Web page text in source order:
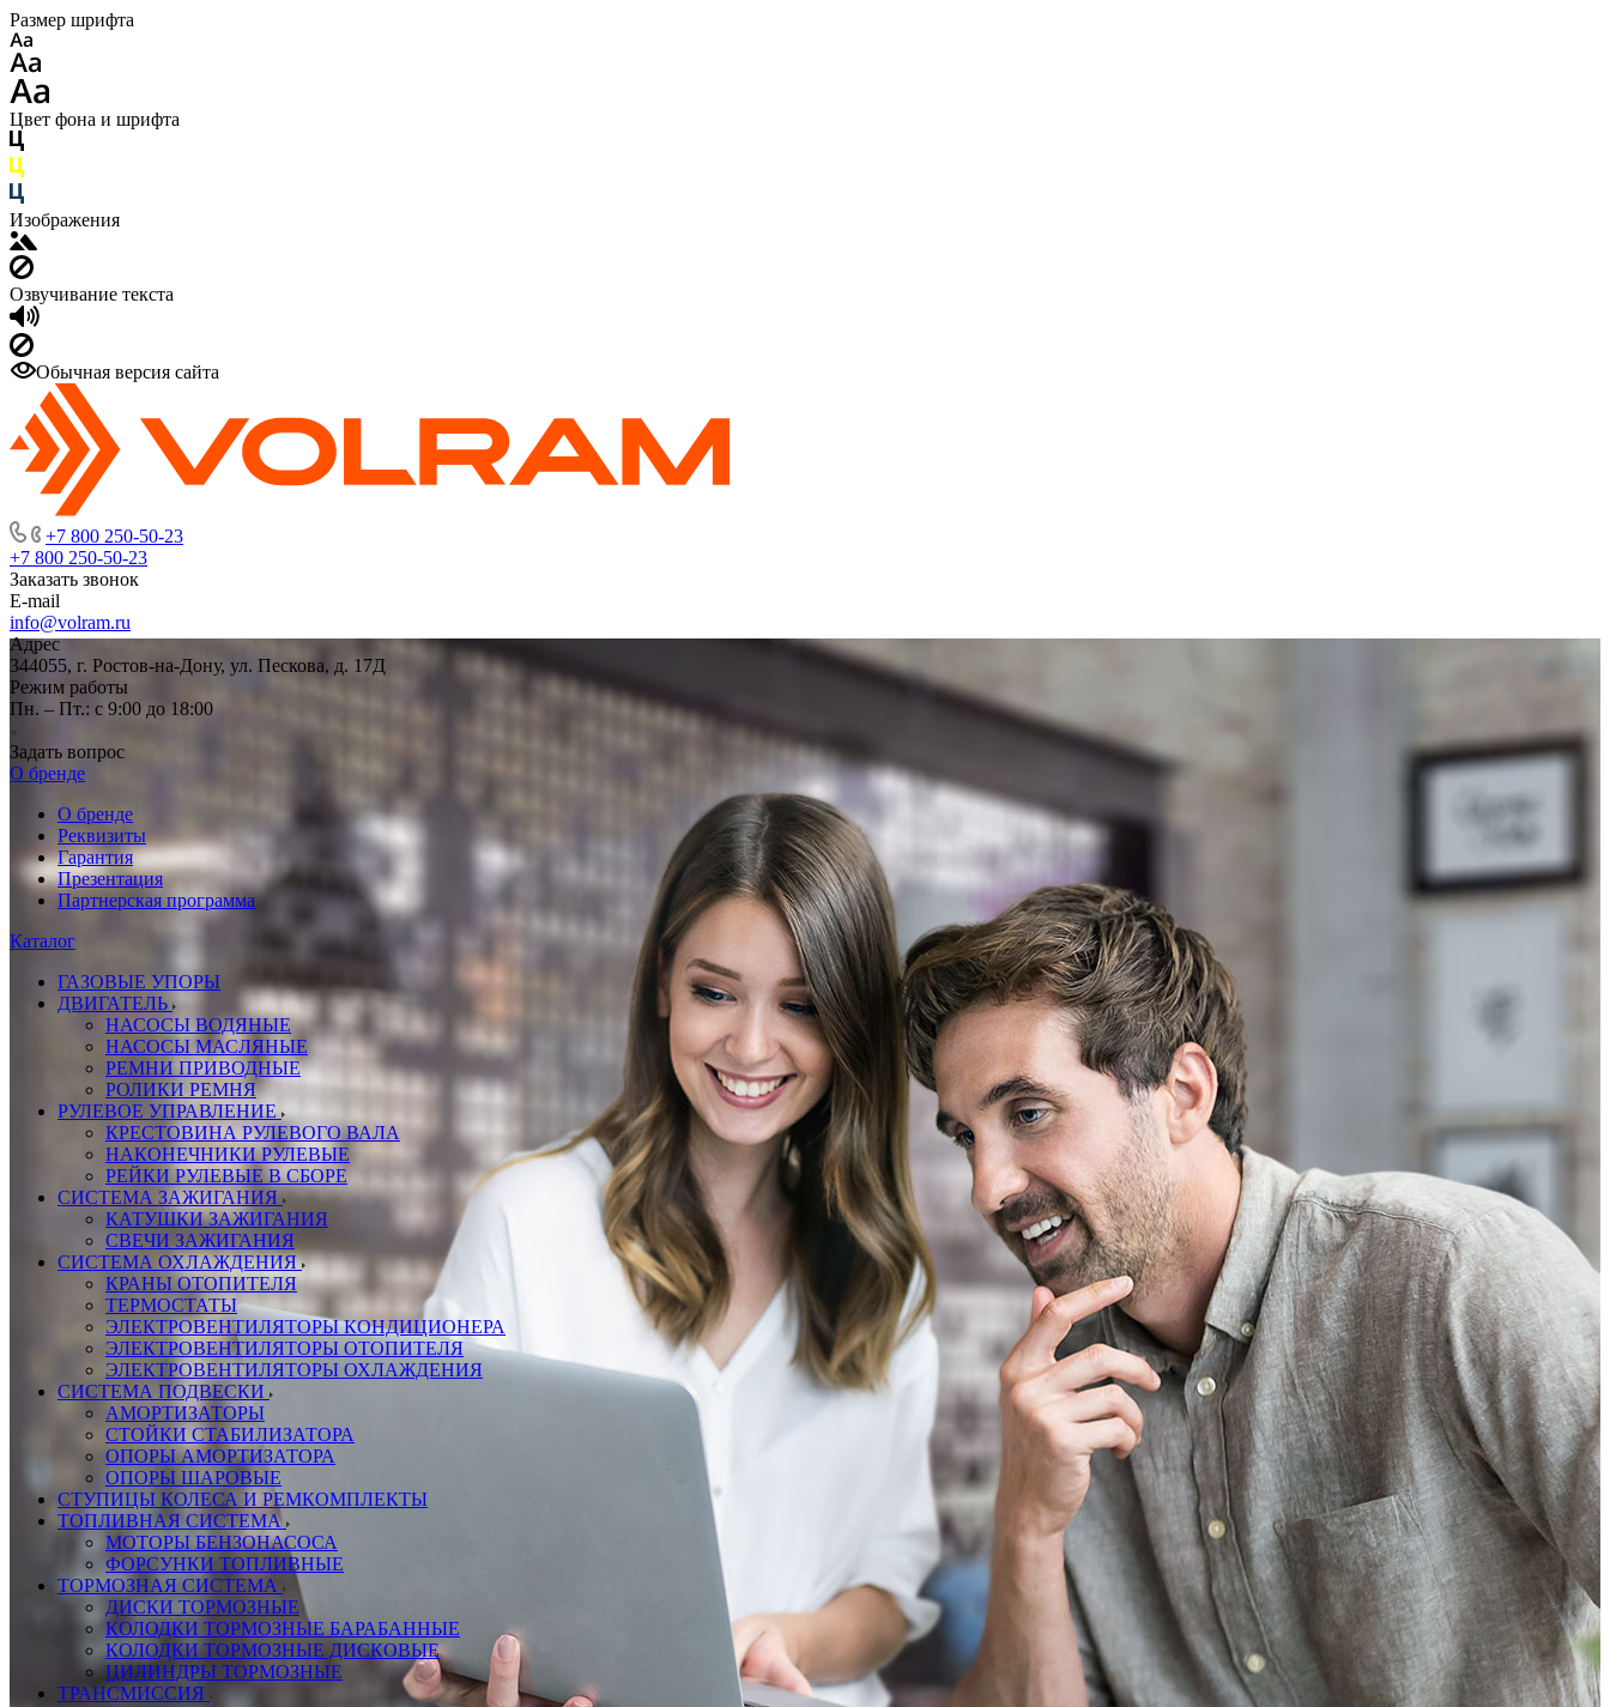
Размер шрифта
Цвет фона и шрифта
Изображения
Озвучивание текста
Обычная версия сайта
+7 800 250-50-23
+7 800 250-50-23
Заказать звонок
E-mail
info@volram.ru
Адрес
344055, г. Ростов-на-Дону, ул. Пескова, д. 17Д
Режим работы
Пн. – Пт.: с 9:00 до 18:00
Задать вопрос
О бренде
О бренде
Реквизиты
Гарантия
Презентация
Партнерская программа
Каталог
ГАЗОВЫЕ УПОРЫ
ДВИГАТЕЛЬ
НАСОСЫ ВОДЯНЫЕ
НАСОСЫ МАСЛЯНЫЕ
РЕМНИ ПРИВОДНЫЕ
РОЛИКИ РЕМНЯ
РУЛЕВОЕ УПРАВЛЕНИЕ
КРЕСТОВИНА РУЛЕВОГО ВАЛА
НАКОНЕЧНИКИ РУЛЕВЫЕ
РЕЙКИ РУЛЕВЫЕ В СБОРЕ
СИСТЕМА ЗАЖИГАНИЯ
КАТУШКИ ЗАЖИГАНИЯ
СВЕЧИ ЗАЖИГАНИЯ
СИСТЕМА ОХЛАЖДЕНИЯ
КРАНЫ ОТОПИТЕЛЯ
ТЕРМОСТАТЫ
ЭЛЕКТРОВЕНТИЛЯТОРЫ КОНДИЦИОНЕРА
ЭЛЕКТРОВЕНТИЛЯТОРЫ ОТОПИТЕЛЯ
ЭЛЕКТРОВЕНТИЛЯТОРЫ ОХЛАЖДЕНИЯ
СИСТЕМА ПОДВЕСКИ
АМОРТИЗАТОРЫ
СТОЙКИ СТАБИЛИЗАТОРА
ОПОРЫ АМОРТИЗАТОРА
ОПОРЫ ШАРОВЫЕ
СТУПИЦЫ КОЛЕСА И РЕМКОМПЛЕКТЫ
ТОПЛИВНАЯ СИСТЕМА
МОТОРЫ БЕНЗОНАСОСА
ФОРСУНКИ ТОПЛИВНЫЕ
ТОРМОЗНАЯ СИСТЕМА
ДИСКИ ТОРМОЗНЫЕ
КОЛОДКИ ТОРМОЗНЫЕ БАРАБАННЫЕ
КОЛОДКИ ТОРМОЗНЫЕ ДИСКОВЫЕ
ЦИЛИНДРЫ ТОРМОЗНЫЕ
ТРАНСМИССИЯ